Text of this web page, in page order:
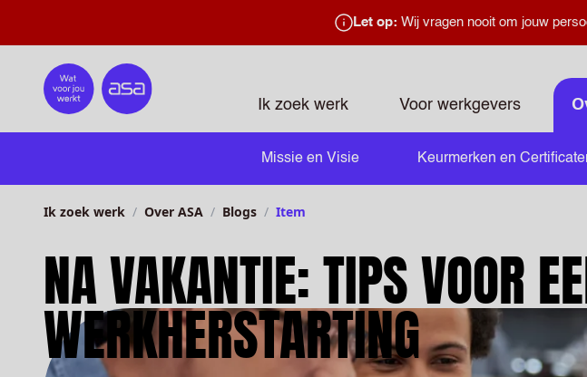
Let op: Wij vragen nooit om jouw
Home Ik zoek werk Voor werkgevers
Missie en Visie Keurmerken en
Ik zoek werk Over ASA Blogs Item
NA VAKANTIE: TIPS VOOR
WERKHERSTARTING